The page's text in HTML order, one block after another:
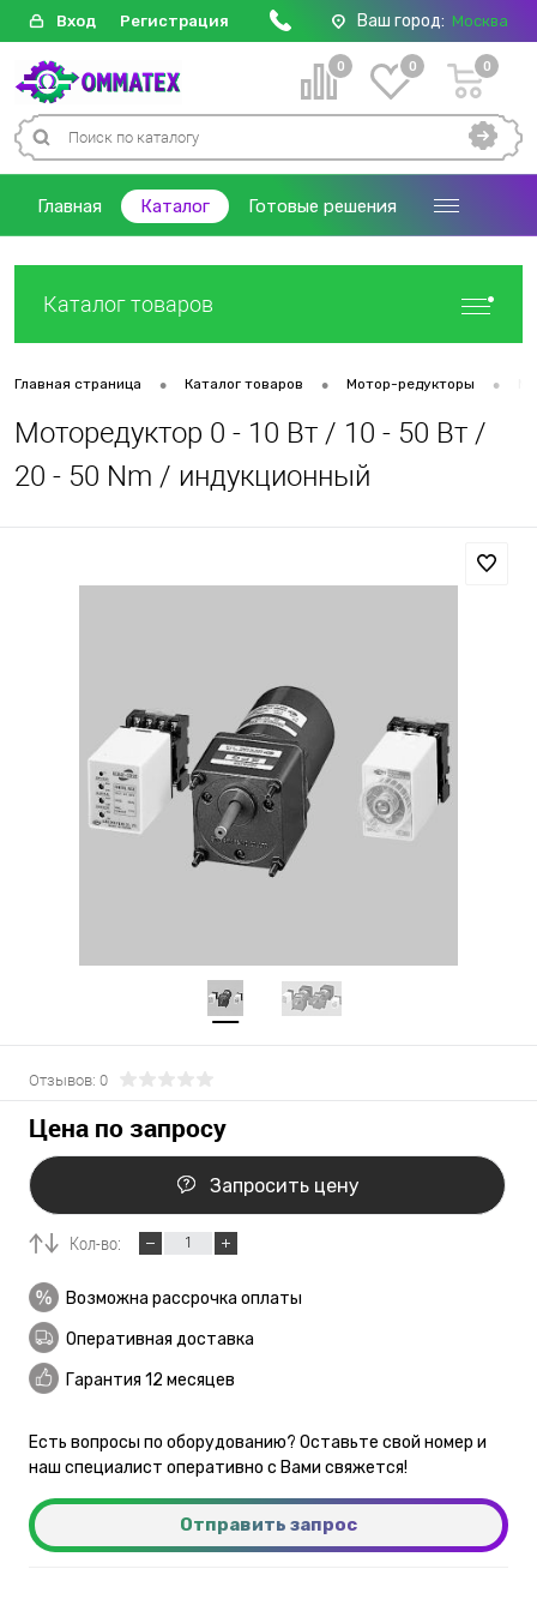
Вход Регистрация Ваш город: Москва
0 0 0
Главная Каталог Готовые решения
Каталог товаров
Главная страница • Каталог товаров • Мотор-редукторы •
Моторедуктор 0 - 10 Вт / 10 - 50 Вт /
20 - 50 Nm / индукционный
Отзывов: 0
Цена по запросу
Запросить цену
Кол-во:
Возможна рассрочка оплаты
Оперативная доставка
Гарантия 12 месяцев
Есть вопросы по оборудованию? Оставьте свой номер и
наш специалист оперативно с Вами свяжется!
Отправить запрос